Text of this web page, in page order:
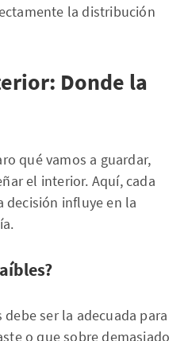
la distribución
Donde la
qué vamos a guardar,
el interior. Aquí, cada
decisión influye en la
ser la adecuada para
o que sobre demasiado